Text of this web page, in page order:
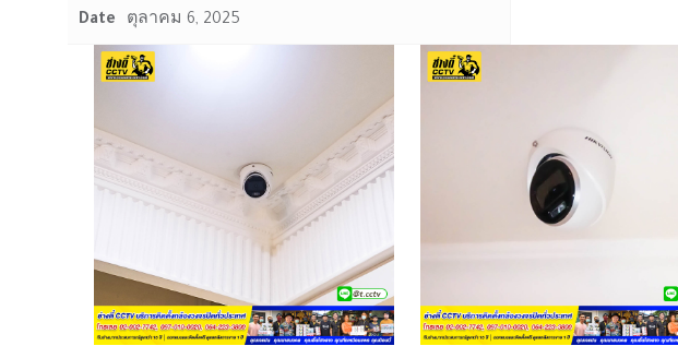
Date ตุลาคม 6, 2025